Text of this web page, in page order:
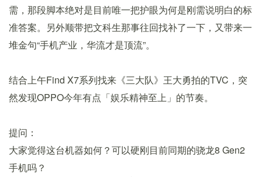
需，那段脚本绝对是目前唯一把护眼为何是刚需说明白的标
准答案。另外顺带把文科生那事往回找补了一下，又带来一
堆金句“手机产业，华流才是顶流”。
结合上午Find X7系列找来《三大队》王大勇拍的TVC，突
然发现OPPO今年有点「娱乐精神至上」的节奏。
提问：
大家觉得这台机器如何？可以硬刚目前同期的骁龙8 Gen2
手机吗？